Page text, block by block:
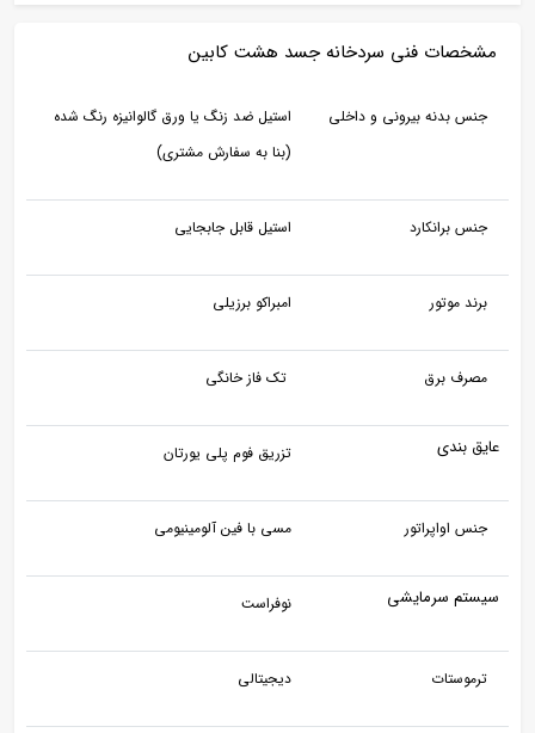
مشخصات فنی سردخانه جسد هشت کابین
جنس بدنه بیرونی و داخلی
استیل ضد زنگ یا ورق گالوانیزه رنگ شده
(بنا به سفارش مشتری)
جنس برانکارد استیل قابل جابجایی
برند موتور امبراکو برزیلی
مصرف برق تک فاز خانگی
عایق بندی تزریق فوم پلی یورتان
جنس اواپراتور مسی با فین آلومینیومی
سیستم سرمایشی نوفراست
ترموستات دیجیتالی